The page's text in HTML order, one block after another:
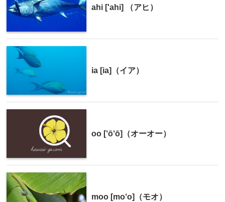
ahi ['ahi] （アヒ）
ia [ia]（イア）
oo [‘ō‘ō]（オーオー）
moo [mo‘o]（モオ）